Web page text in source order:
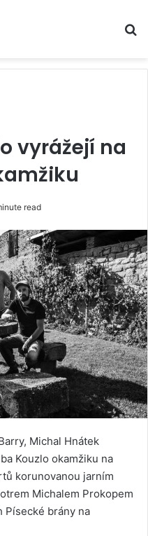
vyrážejí na
read
Michal Hnátek
Kouzlo okamžiku na
korunovanou jarním
Michalem Prokopem
Písecké brány na